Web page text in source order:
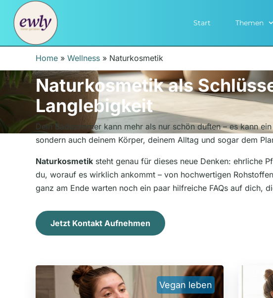
Start Themen
Home » Wellness » Naturkosmetik
Naturkosmetik als
Langlebigkeit
Dein Badezimmer kann mehr als nur schön duften – es kann
sondern auch deinem Körper, deinem Alltag und sogar dem
Naturkosmetik steht genau für dieses neue Denken: ehrliche
du, worauf es wirklich ankommt – von hochwertigen
ganz am Ende warten noch ein paar hilfreiche FAQs auf dich,
Jetzt Kontakt Aufnehmen
Vegan leben